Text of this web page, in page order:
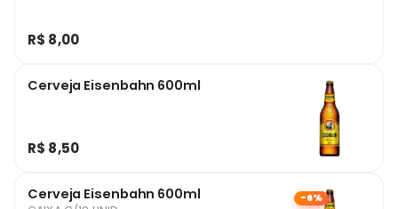
R$ 8,00
Cerveja Eisenbahn 600ml
R$ 8,50
Cerveja Eisenbahn 600ml -6%